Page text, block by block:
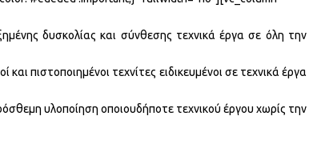
δυσκολίας και σύνθεσης τεχνικά έργα σε όλη την
πιστοποιημένοι τεχνίτες ειδικευμένοι σε τεχνικά έργα
υλοποίηση οποιουδήποτε τεχνικού έργου χωρίς την